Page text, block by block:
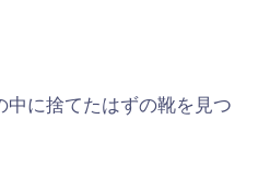
中に捨てたはずの靴を見つ